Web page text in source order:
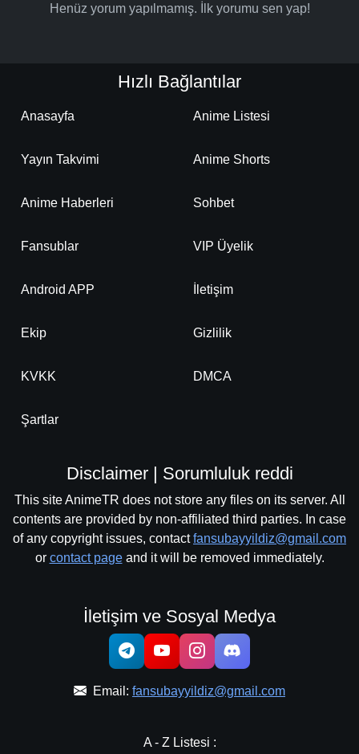
Henüz yorum yapılmamış. İlk yorumu sen yap!
Hızlı Bağlantılar
Anasayfa Anime Listesi
Yayın Takvimi Anime Shorts
Anime Haberleri Sohbet
Fansublar VIP Üyelik
Android APP İletişim
Ekip Gizlilik
KVKK DMCA
Şartlar
Disclaimer | Sorumluluk reddi
This site AnimeTR does not store any files on its server. All
contents are provided by non-affiliated third parties. In case
of any copyright issues, contactfansubayyildiz@gmail.com
or contact pageand it will be removed immediately.
İletişim ve Sosyal Medya
Email: fansubayyildiz@gmail.com
A - Z Listesi :